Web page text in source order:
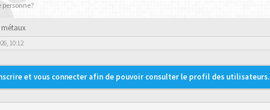
personne?
métaux
10:12
et vous connecter afin de pouvoir consulter le profil des utilisateurs.